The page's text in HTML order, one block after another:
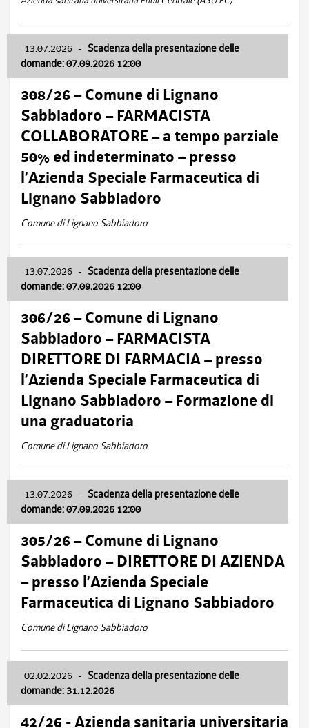
13.07.2026 - Scadenza della presentazione delle
domande: 07.09.2026 12:00
308/26 – Comune di Lignano
Sabbiadoro – FARMACISTA
COLLABORATORE – a tempo parziale
50% ed indeterminato – presso
l’Azienda Speciale Farmaceutica di
Lignano Sabbiadoro
Comune di Lignano Sabbiadoro
13.07.2026 - Scadenza della presentazione delle
domande: 07.09.2026 12:00
306/26 – Comune di Lignano
Sabbiadoro – FARMACISTA
DIRETTORE DI FARMACIA – presso
l’Azienda Speciale Farmaceutica di
Lignano Sabbiadoro – Formazione di
una graduatoria
Comune di Lignano Sabbiadoro
13.07.2026 - Scadenza della presentazione delle
domande: 07.09.2026 12:00
305/26 – Comune di Lignano
Sabbiadoro – DIRETTORE DI AZIENDA
– presso l’Azienda Speciale
Farmaceutica di Lignano Sabbiadoro
Comune di Lignano Sabbiadoro
02.02.2026 - Scadenza della presentazione delle
domande: 31.12.2026
42/26 - Azienda sanitaria universitaria